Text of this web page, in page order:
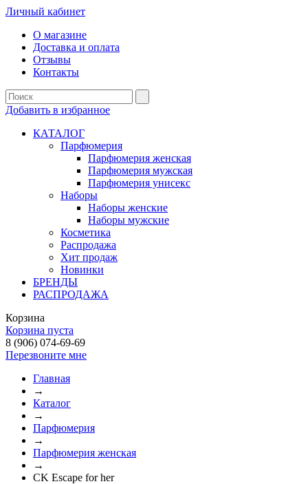
Личный кабинет
О магазине
Доставка и оплата
Отзывы
Контакты
Добавить в избранное
КАТАЛОГ
Парфюмерия
Парфюмерия женская
Парфюмерия мужская
Парфюмерия унисекс
Наборы
Наборы женские
Наборы мужские
Косметика
Распродажа
Хит продаж
Новинки
БРЕНДЫ
РАСПРОДАЖА
Корзина
Корзина пуста
8 (906) 074-69-69
Перезвоните мне
Главная
→
Каталог
→
Парфюмерия
→
Парфюмерия женская
→
CK Escape for her